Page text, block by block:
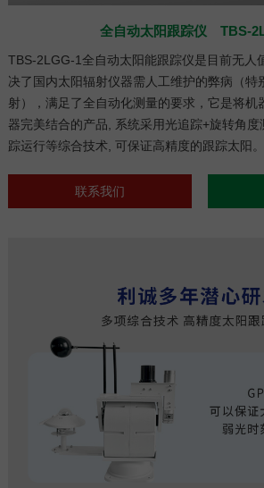
全自动太阳跟踪仪 TBS-
TBS-2LGG-1全自动太阳能跟踪仪是目前无人
决了国内太阳辐射仪器需人工维护的弊病（特
射），满足了全自动化测量的要求，它是将机
器完美结合的产品, 系统采用光追踪+旋转角度
踪运行等综合技术, 可保证高精度的跟踪太阳。
联系我们